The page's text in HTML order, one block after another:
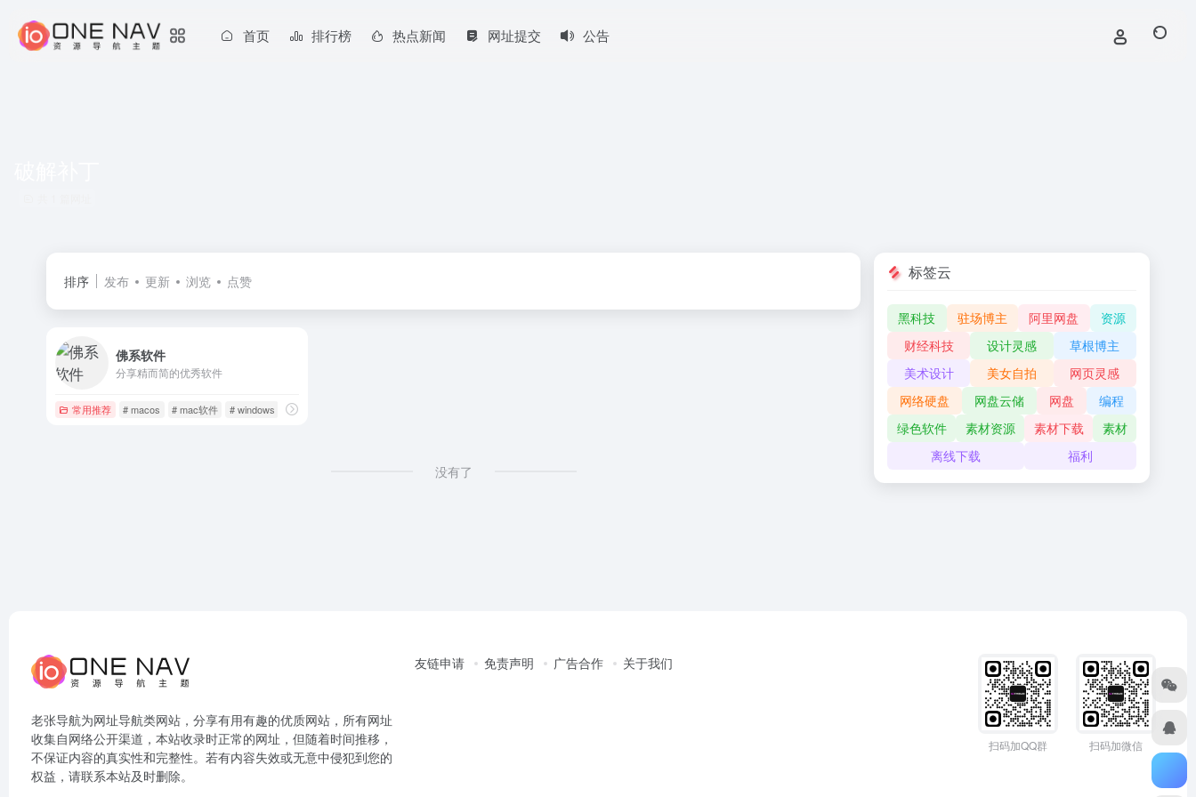
首页 排行榜 热点新闻 网址提交 公告
排序 发布 更新 浏览 点赞
佛系软件
分享精而简的优秀软件
常用推荐 # macos # mac软件 # windows
没有了
标签云
黑科技 驻场博主 阿里网盘
资源
财经科技
设计灵感
草根博主
美术设计
美女自拍
网页灵感
网络硬盘
网盘云储 网盘
编程
绿色软件
素材资源 素材下载
素材
离线下载
福利
老张导航为网址导航类网站，分享有用有趣的优质网站，所有网址
收集自网络公开渠道，本站收录时正常的网址，但随着时间推移，
不保证内容的真实性和完整性。若有内容失效或无意中侵犯到您的
权益，请联系本站及时删除。
友链申请 免责声明 广告合作 关于我们
扫码加QQ群 扫码加微信